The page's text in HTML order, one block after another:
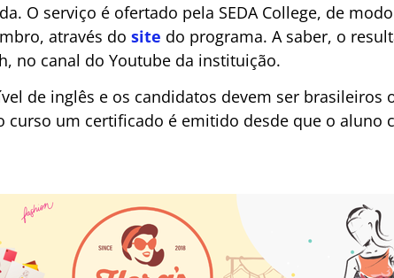
O serviço é ofertado pela SEDA College, de
através do site do programa. A saber, o
no canal do Youtube da instituição.
de inglês e os candidatos devem ser brasileiros
curso um certificado é emitido desde que o aluno